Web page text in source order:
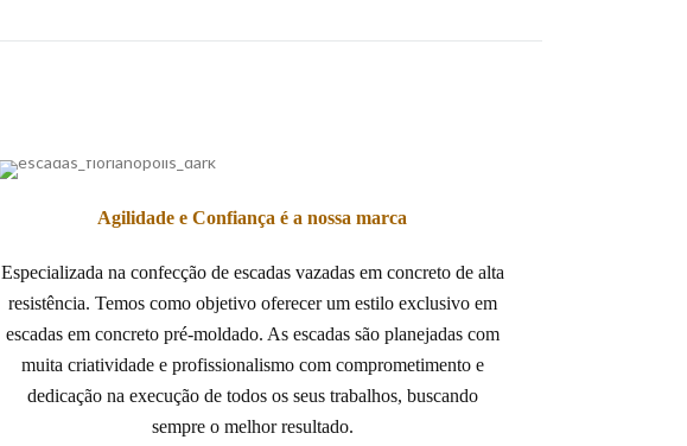
Agilidade e Confiança é a nossa marca
Especializada na confecção de escadas vazadas em concreto de alta
resistência. Temos como objetivo oferecer um estilo exclusivo em
escadas em concreto pré-moldado. As escadas são planejadas com
muita criatividade e profissionalismo com comprometimento e
dedicação na execução de todos os seus trabalhos, buscando
sempre o melhor resultado.